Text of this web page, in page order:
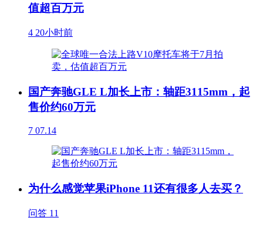
值超百万元
4 20小时前
国产奔驰GLE L加长上市：轴距3115mm，起
售价约60万元
7 07.14
为什么感觉苹果iPhone 11还有很多人去买？
问答 11